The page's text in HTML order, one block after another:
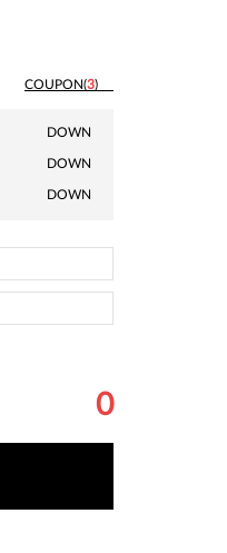
COUPON(3)
DOWN
DOWN
DOWN
0